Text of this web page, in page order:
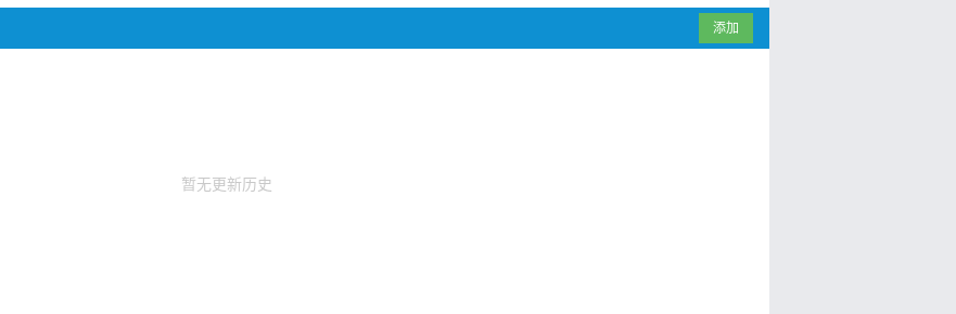
添加
暂无更新历史